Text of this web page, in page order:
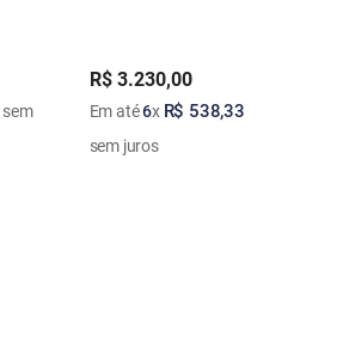
sem
R$ 3.230,00
Em até6x R$ 538,33
sem juros